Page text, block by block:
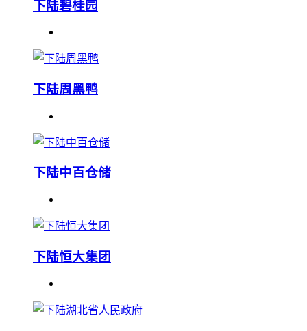
下陆碧桂园
下陆周黑鸭
下陆中百仓储
下陆恒大集团